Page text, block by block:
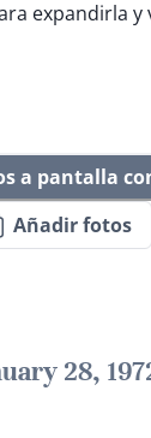
expandirla y
a pantalla
Añadir fotos
28,